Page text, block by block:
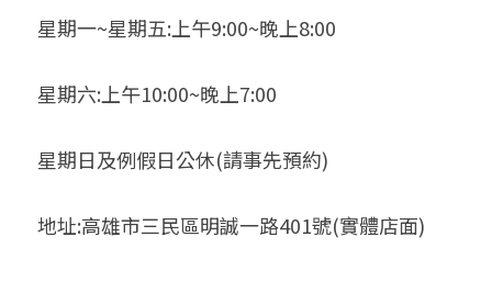
星期一~星期五:上午9:00~晚上8:00
星期六:上午10:00~晚上7:00
星期日及例假日公休(請事先預約)
地址:高雄市三民區明誠一路401號(實體店面)